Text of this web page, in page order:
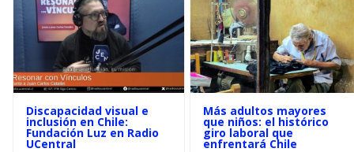
Discapacidad visual e
inclusión en Chile:
Fundación Luz en Radio
UCentral
Más adultos mayores
que niños: el histórico
giro laboral que
enfrentará Chile